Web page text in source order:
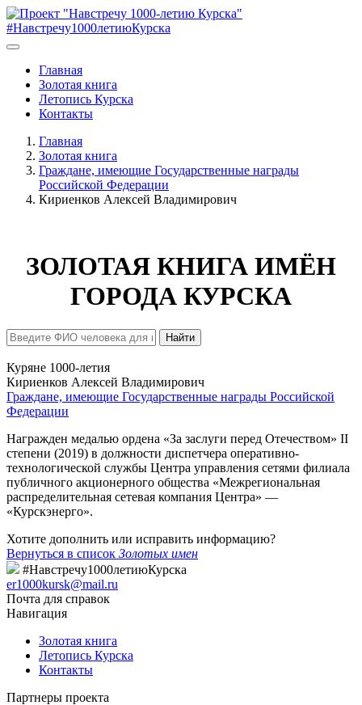
#Навстречу1000летиюКурска
Главная
Золотая книга
Летопись Курска
Контакты
Главная
Золотая книга
Граждане, имеющие Государственные награды
Российской Федерации
Кириенков Алексей Владимирович
ЗОЛОТАЯ КНИГА ИМЁН
ГОРОДА КУРСКА
Найти
Куряне 1000-летия
Кириенков Алексей Владимирович
Граждане, имеющие Государственные награды Российской
Федерации
Награжден медалью ордена «За заслуги перед Отечеством» II
степени (2019) в должности диспетчера оперативно-
технологической службы Центра управления сетями филиала
публичного акционерного общества «Межрегиональная
распределительная сетевая компания Центра» —
«Курскэнерго».
Хотите дополнить или исправить информацию?
Вернуться в список Золотых имен
#Навстречу1000летиюКурска
er1000kursk@mail.ru
Почта для справок
Навигация
Золотая книга
Летопись Курска
Контакты
Партнеры проекта